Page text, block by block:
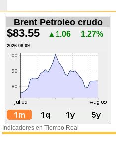
Brent Petroleo crudo
$83.55 ▲1.06 1.27%
2026.08.09
Indicadores en Tiempo Real